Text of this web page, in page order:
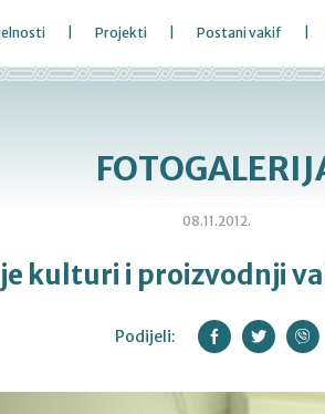
Projekti Postani vakif
08.11.2012.
kulturi i proizvodnji
Podijeli: